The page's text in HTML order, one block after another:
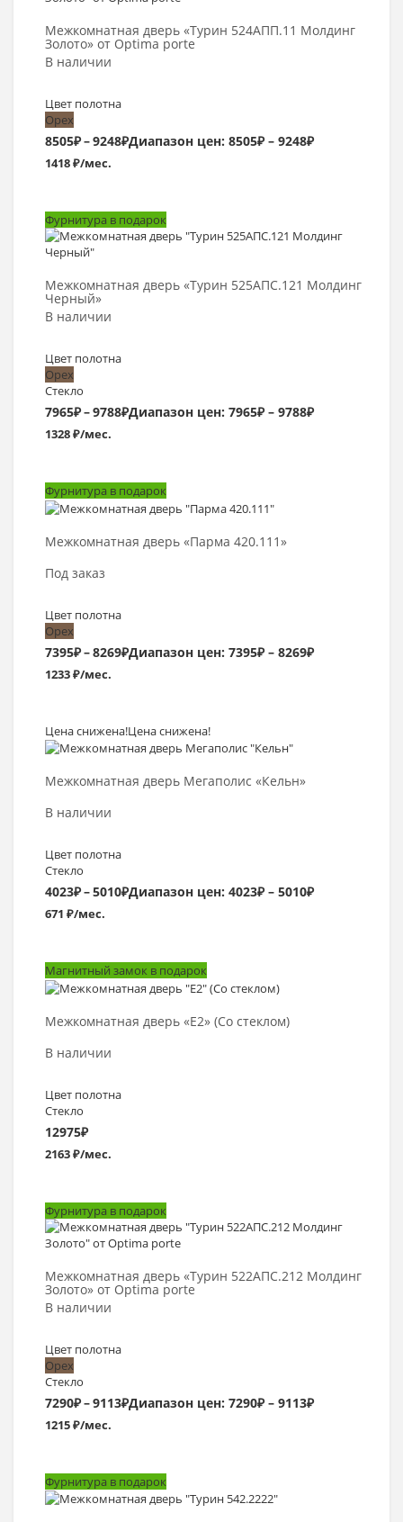
Межкомнатная дверь «Турин 524AПП.11 Молдинг
Золото» от Optima porte
В наличии
Цвет полотна
Орех
8505₽–9248₽Диапазон цен: 8505₽ – 9248₽
1418 ₽/мес.
Фурнитура в подарок
Межкомнатная дверь «Турин 525АПС.121 Молдинг
Черный»
В наличии
Цвет полотна
Орех
Стекло
7965₽–9788₽Диапазон цен: 7965₽ – 9788₽
1328 ₽/мес.
Выбрать >
Фурнитура в подарок
Межкомнатная дверь «Парма 420.111»
Под заказ
Цвет полотна
Орех
7395₽–8269₽Диапазон цен: 7395₽ – 8269₽
1233 ₽/мес.
Выбрать >
Цена снижена!Цена снижена!
Межкомнатная дверь Мегаполис «Кельн»
В наличии
Цвет полотна
Стекло
4023₽–5010₽Диапазон цен: 4023₽ – 5010₽
671 ₽/мес.
Выбрать >
Магнитный замок в подарок
Межкомнатная дверь «E2» (Со стеклом)
В наличии
Цвет полотна
Стекло
12975₽
2163 ₽/мес.
Выбрать >
Фурнитура в подарок
Межкомнатная дверь «Турин 522АПС.212 Молдинг
Золото» от Optima porte
В наличии
Цвет полотна
Орех
Стекло
7290₽–9113₽Диапазон цен: 7290₽ – 9113₽
1215 ₽/мес.
Выбрать >
Фурнитура в подарок
Выбрать >